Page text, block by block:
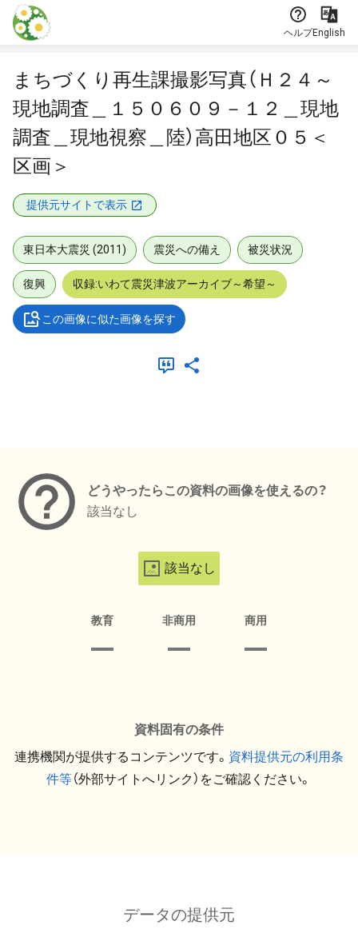
本文に飛ぶ
ヘルプEnglish
まちづくり再生課撮影写真（Ｈ２４～
現地調査＿１５０６０９－１２＿現地
調査＿現地視察＿陸）高田地区０５＜
区画＞
提供元サイトで表示
東日本大震災 (2011) 震災への備え 被災状況
復興 収録:いわて震災津波アーカイブ～希望～
この画像に似た画像を探す
どうやったらこの資料の画像を使えるの？
該当なし
該当なし
教育 非商用 商用
資料固有の条件
連携機関が提供するコンテンツです。 資料提供元の利用条
件等（外部サイトへリンク）をご確認ください。
データの提供元